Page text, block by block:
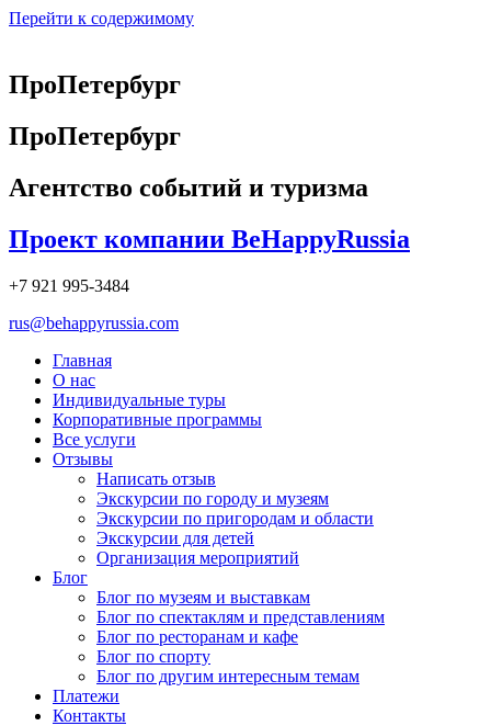
Перейти к содержимому
ПроПетербург
ПроПетербург
Агентство событий и туризма
Проект компании BeHappyRussia
+7 921 995-3484
rus@behappyrussia.com
Главная
О нас
Индивидуальные туры
Корпоративные программы
Все услуги
Отзывы
Написать отзыв
Экскурсии по городу и музеям
Экскурсии по пригородам и области
Экскурсии для детей
Организация мероприятий
Блог
Блог по музеям и выставкам
Блог по спектаклям и представлениям
Блог по ресторанам и кафе
Блог по спорту
Блог по другим интересным темам
Платежи
Контакты